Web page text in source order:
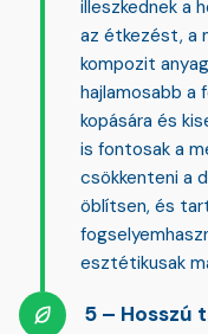
illeszkednek a
az étkezést, a
kompozit
hajlamosabb a
kopására és
is fontosak a
csökkenteni a
öblítsen, és
esztétikusak
Hosszú